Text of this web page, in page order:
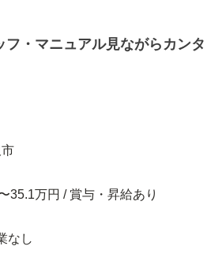
フ・マニュアル見ながらカン
35.1万円 / 賞与・昇給あり
なし